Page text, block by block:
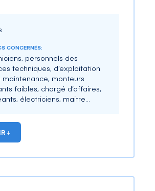
CONCERNÉS:
personnels des
techniques, d’exploitation
maintenance, monteurs
faibles, chargé d’affaires,
électriciens, maitre
+